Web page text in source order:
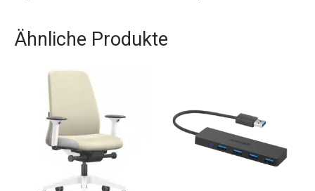
Ähnliche Produkte